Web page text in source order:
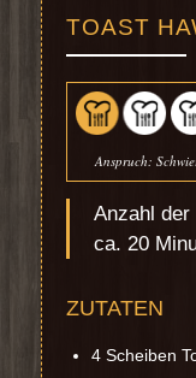
TOAST
Anspruch:
Anzahl der
ca. 20
ZUTATEN
4 Scheiben